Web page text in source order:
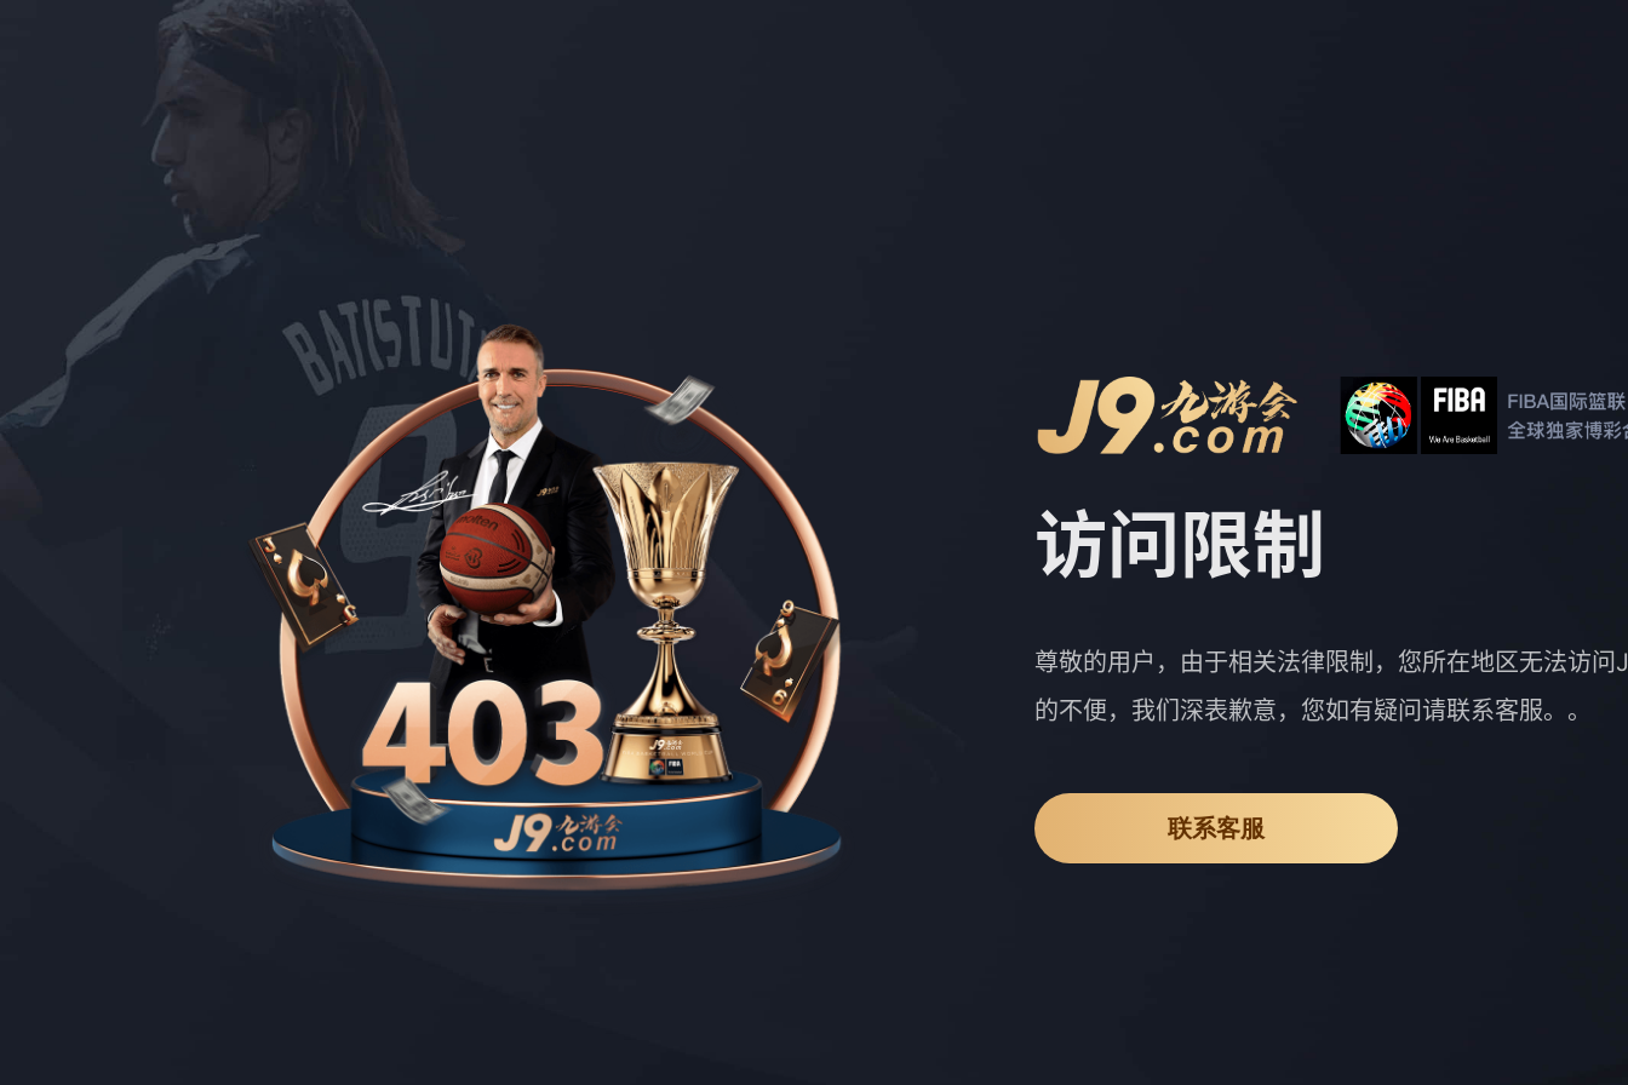
访问限制
尊敬的用户，由于相关法律限制，您所在地区无法访问
的不便，我们深表歉意，您如有疑问请联系客服。。
联系客服